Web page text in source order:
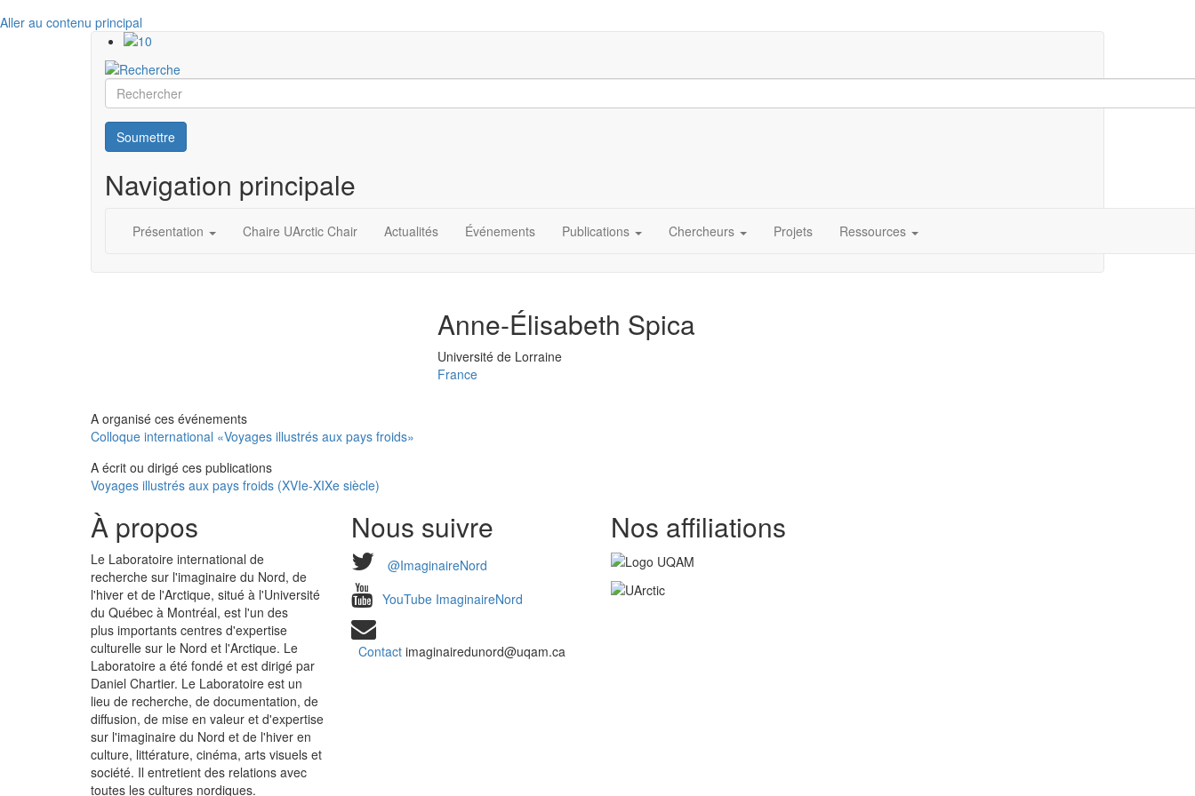
Aller au contenu principal
Rechercher
Soumettre
Navigation principale
Présentation Chaire UArctic Chair Actualités Événements Publications Chercheurs Projets Ressources
Anne-Élisabeth Spica
Université
Université de Lorraine
France
A organisé ces événements
Colloque international «Voyages illustrés aux pays froids»
A écrit ou dirigé ces publications
Voyages illustrés aux pays froids (XVIe-XIXe siècle)
À propos
Le Laboratoire international de
recherche sur l'imaginaire du Nord, de
l'hiver et de l'Arctique, situé à l'Université
du Québec à Montréal, est l'un des
plus importants centres d'expertise
culturelle sur le Nord et l'Arctique. Le
Laboratoire a été fondé et est dirigé par
Daniel Chartier. Le Laboratoire est un
lieu de recherche, de documentation, de
diffusion, de mise en valeur et d'expertise
sur l'imaginaire du Nord et de l'hiver en
culture, littérature, cinéma, arts visuels et
société. Il entretient des relations avec
toutes les cultures nordiques.
Nous suivre
@ImaginaireNord
YouTube ImaginaireNord
Contactimaginairedunord@uqam.ca
Nos affiliations